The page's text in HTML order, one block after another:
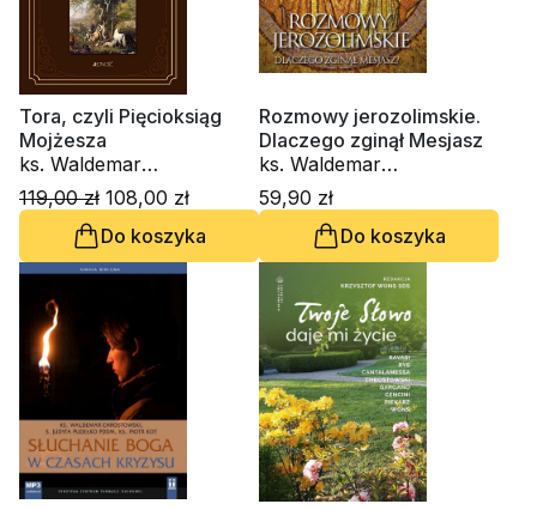
Tora, czyli Pięcioksiąg
Mojżesza
ks. Waldemar
Chrostowski
119,00 zł 108,00 zł
Do koszyka
Rozmowy jerozolimskie.
Dlaczego zginął Mesjasz
ks. Waldemar
Chrostowski, Paweł Lisicki
59,90 zł
Do koszyka